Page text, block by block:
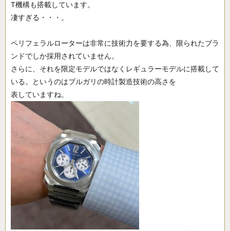
T機構も搭載しています。
凄すぎる・・・。
ペリフェラルローターは非常に技術力を要する為、限られたブラ
ンドでしか採用されていません。
さらに、それを限定モデルではなくレギュラーモデルに搭載して
いる。というのはブルガリの時計製造技術の高さを
表していますね。